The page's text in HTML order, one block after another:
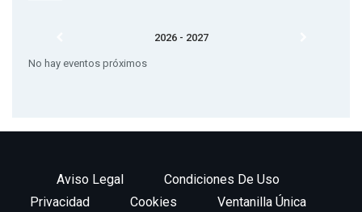
2026 - 2027
No hay eventos próximos
Aviso Legal
Condiciones De Uso
Privacidad
Cookies Ventanilla Única